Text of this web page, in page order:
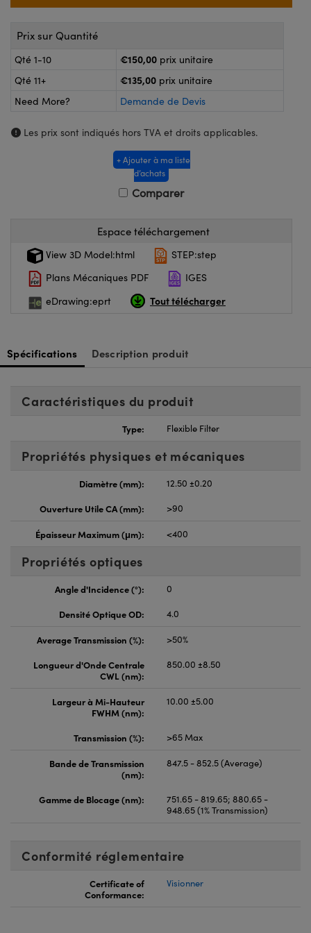
ou Coupleurs
de Poche ou à Mesure Directe
: Microscopie
pour Caméras
: Caméras
Optiques Lightpath
Labs™
Optiques de SCHOTT
Prix sur Quantité
Qté 1-10 €150,00 prix unitaire
Qté 11+
€135,00 prix unitaire
Need More?
Demande de Devis
Les prix sont indiqués hors TVA et droits applicables.
+ Ajouter à ma liste
d’achats
Comparer
Espace téléchargement
View 3D Model:html
STEP:step
Plans Mécaniques PDF
IGES
eDrawing:eprt
Tout télécharger
Spécifications Description produit
Caractéristiques du produit
Type: Flexible Filter
Propriétés physiques et mécaniques
Diamètre (mm):
12.50 ±0.20
Ouverture Utile CA (mm):
>90
Épaisseur Maximum (μm): <400
Propriétés optiques
Angle d'Incidence (°):
0
Densité Optique OD:
4.0
Average Transmission (%):
>50%
Longueur d'Onde Centrale
CWL (nm):
850.00 ±8.50
Largeur à Mi-Hauteur
FWHM (nm):
10.00 ±5.00
Transmission (%): >65 Max
Bande de Transmission
(nm):
847.5 - 852.5 (Average)
Gamme de Blocage (nm):
751.65 - 819.65; 880.65 -
948.65 (1% Transmission)
Conformité réglementaire
Certificate of
Conformance:
Visionner